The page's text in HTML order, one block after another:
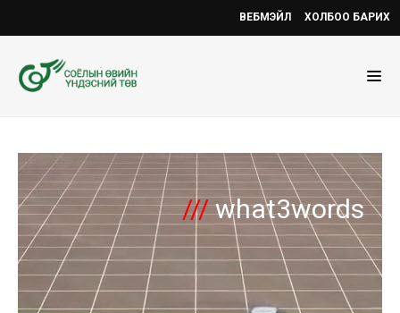
ВЕБМЭЙЛ ХОЛБОО БАРИХ
///what3words